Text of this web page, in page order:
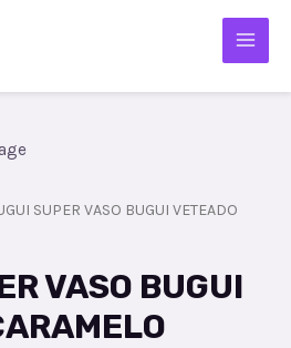
SUPER VASO BUGUI VETEADO
VASO BUGUI